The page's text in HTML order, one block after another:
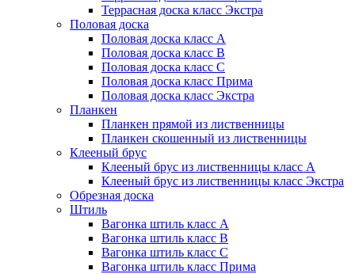
Террасная доска класс Экстра
Половая доска
Половая доска класс А
Половая доска класс B
Половая доска класс C
Половая доска класс Прима
Половая доска класс Экстра
Планкен
Планкен прямой из лиственницы
Планкен скошенный из лиственницы
Клееный брус
Клееный брус из лиственницы класс А
Клееный брус из лиственницы класс Экстра
Обрезная доска
Штиль
Вагонка штиль класс А
Вагонка штиль класс B
Вагонка штиль класс C
Вагонка штиль класс Прима